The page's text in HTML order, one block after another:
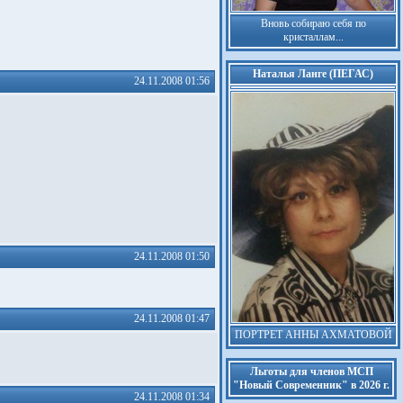
24.11.2008 01:56
24.11.2008 01:50
24.11.2008 01:47
24.11.2008 01:34
Вновь собираю себя по
кристаллам...
Наталья Ланге (ПЕГАС)
ПОРТРЕТ АННЫ АХМАТОВОЙ
Льготы для членов МСП
"Новый Современник" в 2026 г.